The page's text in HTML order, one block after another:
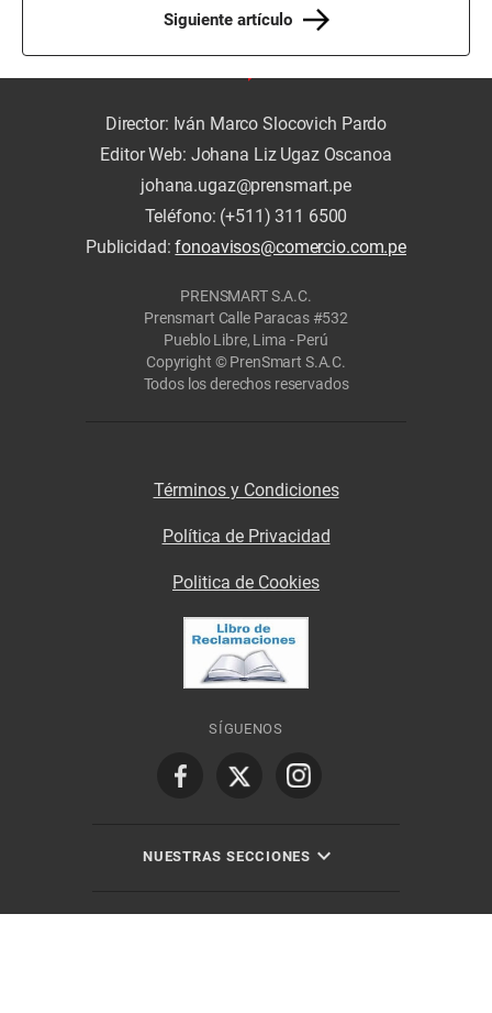
Siguiente artículo
Director: Iván Marco Slocovich Pardo
Editor Web: Johana Liz Ugaz Oscanoa
johana.ugaz@prensmart.pe
Teléfono: (+511) 311 6500
Publicidad:fonoavisos@comercio.com.pe
PRENSMART S.A.C.
Prensmart Calle Paracas #532
Pueblo Libre, Lima - Perú
Copyright © PrenSmart S.A.C.
Todos los derechos reservados
Términos y Condiciones
Política de Privacidad
Politica de Cookies
SÍGUENOS
NUESTRAS SECCIONES